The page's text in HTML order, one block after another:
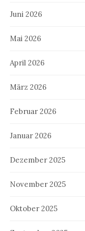
Juni 2026
Mai 2026
April 2026
März 2026
Februar 2026
Januar 2026
Dezember 2025
November 2025
Oktober 2025